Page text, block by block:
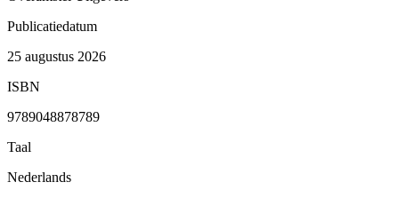
Publicatiedatum
25 augustus 2026
ISBN
9789048878789
Taal
Nederlands